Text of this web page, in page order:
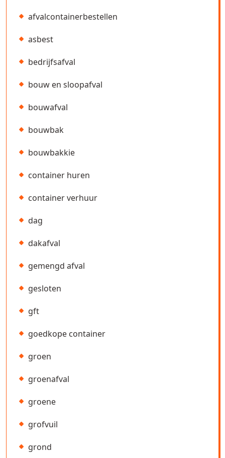
afvalcontainerbestellen
asbest
bedrijfsafval
bouw en sloopafval
bouwafval
bouwbak
bouwbakkie
container huren
container verhuur
dag
dakafval
gemengd afval
gesloten
gft
goedkope container
groen
groenafval
groene
grofvuil
grond